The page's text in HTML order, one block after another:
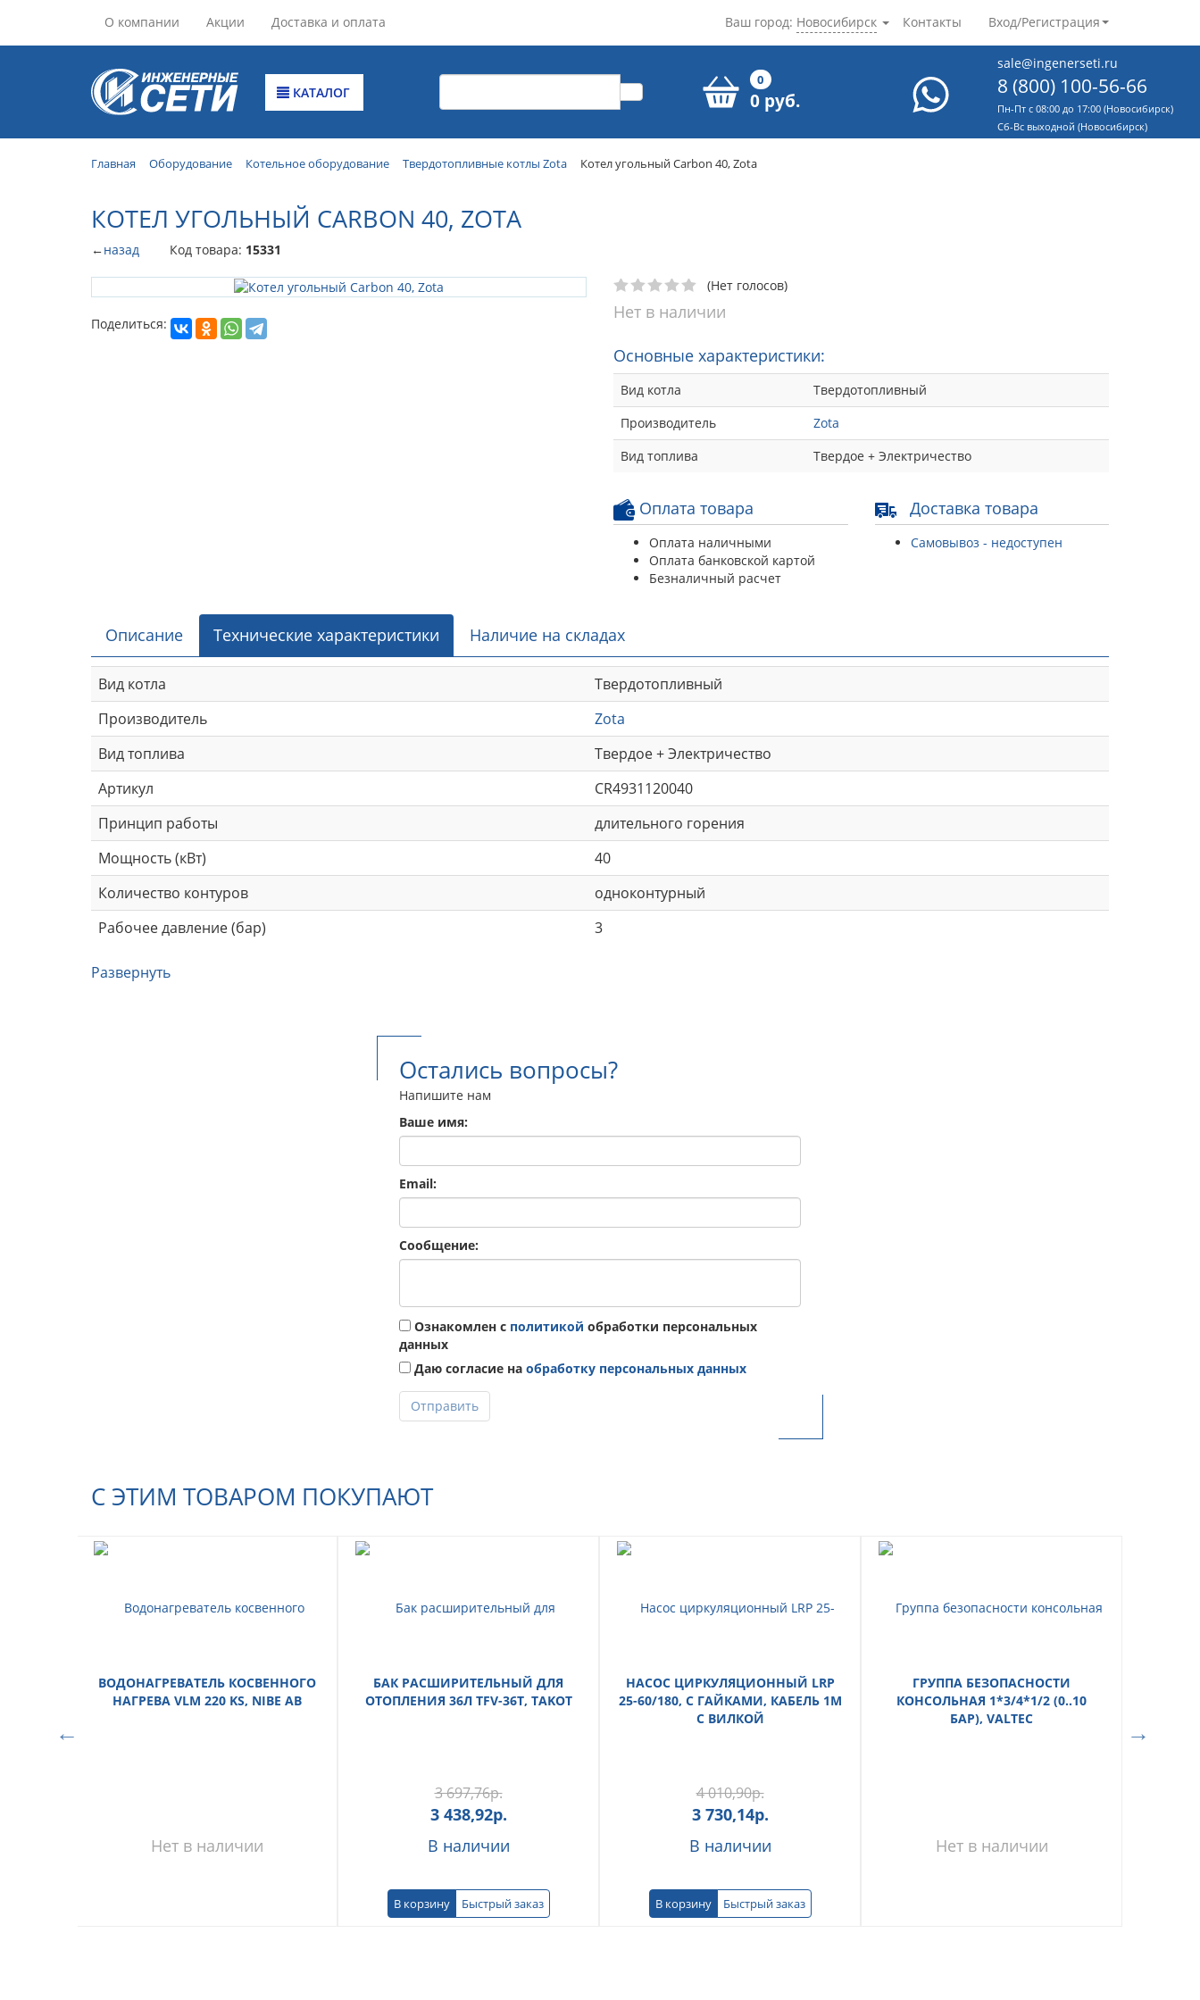
О компании Акции Доставка и оплата Контакты Вход/Регистрация
Ваш город: Новосибирск
КАТАЛОГ
0
0 руб.
sale@ingenerseti.ru
8 (800) 100-56-66
Пн-Пт с 08:00 до 17:00 (Новосибирск)
Cб-Вс выходной (Новосибирск)
Главная Оборудование Котельное оборудование Твердотопливные котлы Zota Котел угольный Carbon 40, Zota
КОТЕЛ УГОЛЬНЫЙ CARBON 40, ZOTA
←назад Код товара: 15331
Поделиться:
(Нет голосов)
Нет в наличии
Основные характеристики:
Вид котла
Твердотопливный
Производитель
Zota
Вид топлива
Твердое + Электричество
Оплата товара
Оплата наличными
Оплата банковской картой
Безналичный расчет
Доставка товара
Самовывоз - недоступен
Описание Технические характеристики Наличие на складах
Вид котла
Твердотопливный
Производитель
Zota
Вид топлива
Твердое + Электричество
Артикул
CR4931120040
Принцип работы
длительного горения
Мощность (кВт)
40
Количество контуров
одноконтурный
Рабочее давление (бар)
3
Развернуть
Остались вопросы?
Напишите нам
Ваше имя:
Email:
Сообщение:
Ознакомлен с политикой обработки персональных
данных
Даю согласие на обработку персональных данных
Отправить
С ЭТИМ ТОВАРОМ ПОКУПАЮТ
ВОДОНАГРЕВАТЕЛЬ КОСВЕННОГО
НАГРЕВА VLM 220 KS, NIBE AB
Нет в наличии
БАК РАСШИРИТЕЛЬНЫЙ ДЛЯ
ОТОПЛЕНИЯ 36Л TFV-36T, TAKOT
3 697,76р.
3 438,92р.
В наличии
В корзину Быстрый заказ
НАСОС ЦИРКУЛЯЦИОННЫЙ LRP
25-60/180, С ГАЙКАМИ, КАБЕЛЬ 1М
С ВИЛКОЙ
4 010,90р.
3 730,14р.
В наличии
В корзину Быстрый заказ
ГРУППА БЕЗОПАСНОСТИ
КОНСОЛЬНАЯ 1*3/4*1/2 (0..10
БАР), VALTEC
Нет в наличии